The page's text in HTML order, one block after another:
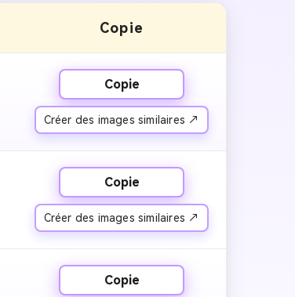
Copie
Copie
Créer des images similaires ↗
Copie
Créer des images similaires ↗
Copie